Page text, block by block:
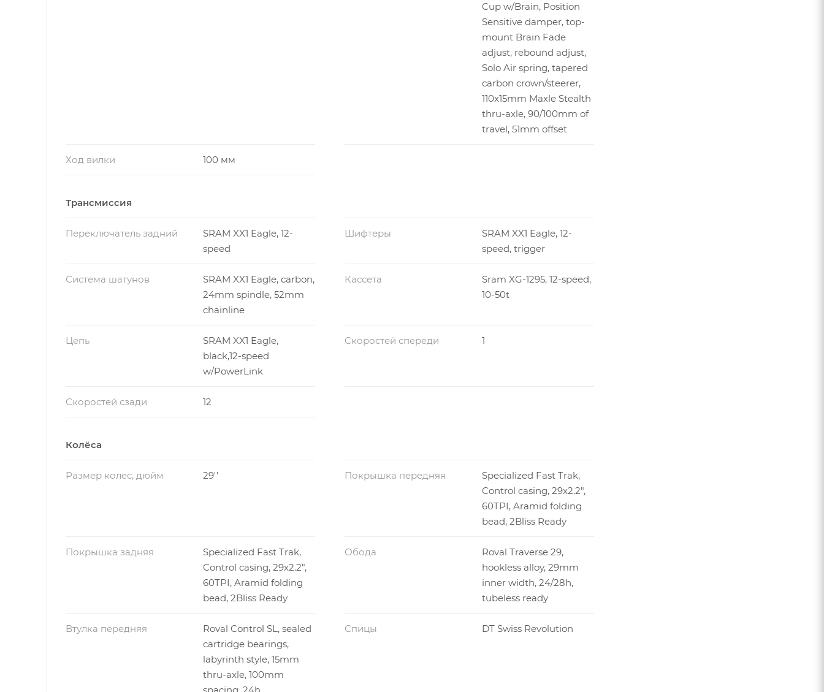
Cup w/Brain, Position
Sensitive damper, top-
mount Brain Fade
adjust, rebound adjust,
Solo Air spring, tapered
carbon crown/steerer,
110x15mm Maxle Stealth
thru-axle, 90/100mm of
travel, 51mm offset
Ход вилки 100 мм
Трансмиссия
Переключатель задний
SRAM XX1 Eagle, 12-
speed
Шифтеры
SRAM XX1 Eagle, 12-
speed, trigger
Система шатунов
SRAM XX1 Eagle, carbon,
24mm spindle, 52mm
chainline
Кассета
Sram XG-1295, 12-speed,
10-50t
Цепь
SRAM XX1 Eagle,
black,12-speed
w/PowerLink
Скоростей спереди 1
Скоростей сзади 12
Колёса
Размер колес, дюйм 29'' Покрышка передняя
Specialized Fast Trak,
Control casing, 29x2.2",
60TPI, Aramid folding
bead, 2Bliss Ready
Покрышка задняя
Specialized Fast Trak,
Control casing, 29x2.2",
60TPI, Aramid folding
bead, 2Bliss Ready
Обода
Roval Traverse 29,
hookless alloy, 29mm
inner width, 24/28h,
tubeless ready
Втулка передняя
Roval Control SL, sealed
cartridge bearings,
labyrinth style, 15mm
thru-axle, 100mm
Спицы DT Swiss Revolution